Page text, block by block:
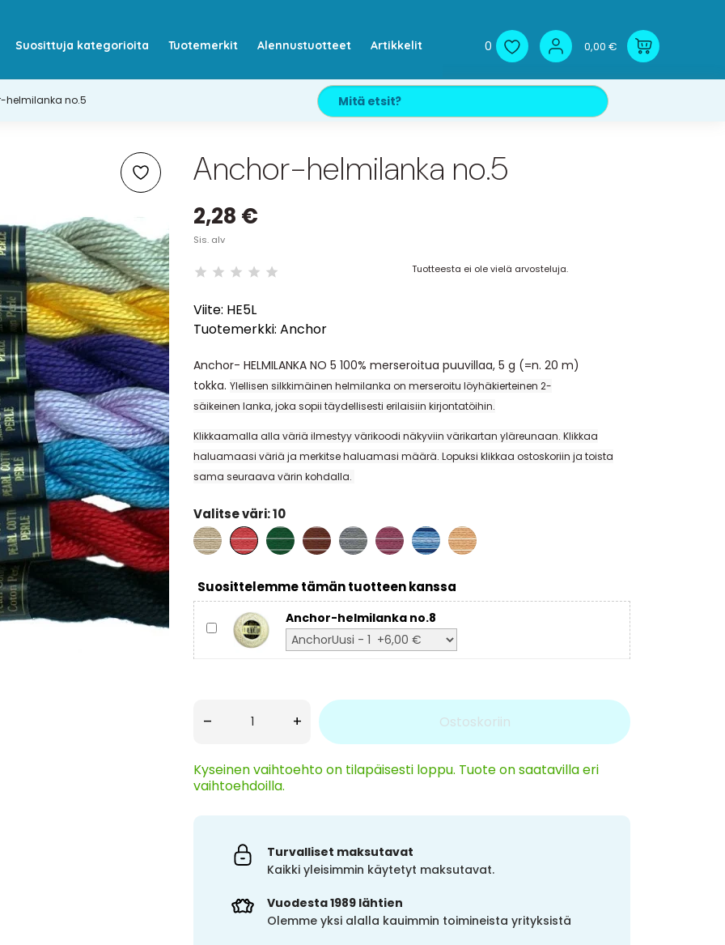
Suosittuja kategorioita Tuotemerkit Alennustuotteet Artikkelit 0 0,00 €
helmilanka no.5
Anchor-helmilanka no.5
2,28 €
Sis. alv
Tuotteesta ei ole vielä arvosteluja.
Viite: HE5L
Tuotemerkki: Anchor
Anchor- HELMILANKA NO 5 100% merseroitua puuvillaa, 5 g (=n. 20 m)
tokka. Ylellisen silkkimäinen helmilanka on merseroitu löyhäkierteinen 2-
säikeinen lanka, joka sopii täydellisesti erilaisiin kirjontatöihin.
Klikkaamalla alla väriä ilmestyy värikoodi näkyviin värikartan yläreunaan. Klikkaa
haluamaasi väriä ja merkitse haluamasi määrä. Lopuksi klikkaa ostoskoriin ja toista
sama seuraava värin kohdalla.
Valitse väri: 10
391 10 229 358 399 970 1210 366
Suosittelemme tämän tuotteen kanssa
Anchor-helmilanka no.8
– + Ostoskoriin
Kyseinen vaihtoehto on tilapäisesti loppu. Tuote on saatavilla eri
vaihtoehdoilla.
Turvalliset maksutavat
Kaikki yleisimmin käytetyt maksutavat.
Vuodesta 1989 lähtien
Olemme yksi alalla kauimmin toimineista yrityksistä